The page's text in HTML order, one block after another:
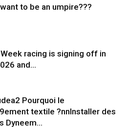
to be an umpire???
racing is signing off in
and...
Pourquoi le
textile ?nnInstaller des
Dyneem…